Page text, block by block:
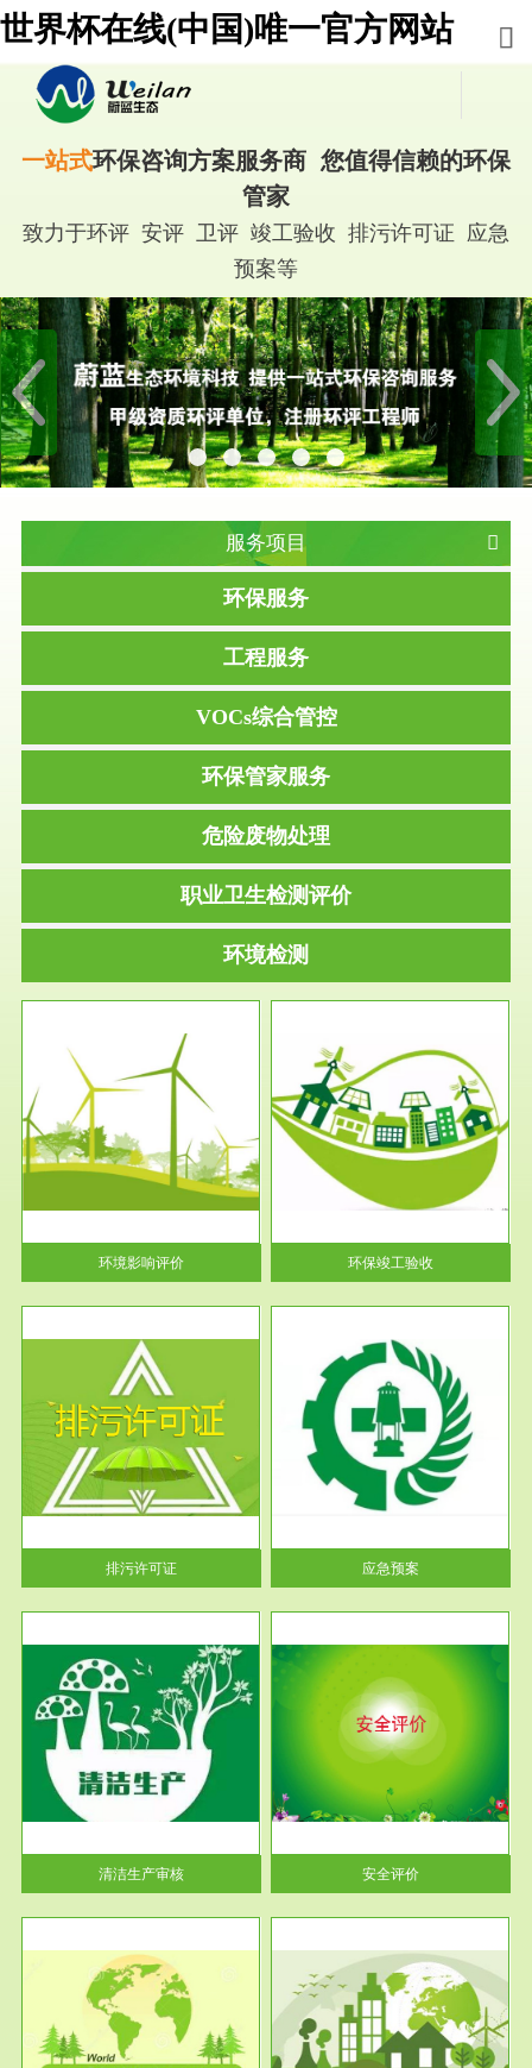
世界杯在线(中国)唯一官方网站
一站式环保咨询方案服务商 您值得信赖的环保
管家
致力于环评 安评 卫评 竣工验收 排污许可证 应急
预案等
服务项目
环保服务
工程服务
VOCs综合管控
环保管家服务
危险废物处理
职业卫生检测评价
环境检测
环境影响评价
服务范围
环保竣工验收
根据《建设项目环境保护管理条
例》第十七条 编制环境影响报
告书、...
环保竣工验收
排污许可证
服务范围
应急预案
根据《中华人民共和国环境保护
法》第十九条 企业事业单位应
当按照...
应急预案
清洁生产审核
服务范围
安全评价
安全评价安全评价目的是查找、
分析和预测工程、系统、生产经
营活...
安全评价
服务范围
VOCs在线监测